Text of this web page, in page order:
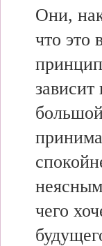
Они,
что это
чего